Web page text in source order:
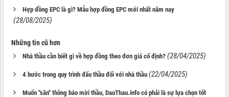
Hợp đồng EPC là gì? Mẫu hợp đồng EPC mới nhất năm nay
(28/08/2025)
Những tin cũ hơn
Nhà thầu cần biết gì về hợp đồng theo đơn giá cố định? (28/04/2025)
4 bước trong quy trình đấu thầu đối với nhà thầu (22/04/2025)
Muốn "săn" thông báo mời thầu, DauThau.info có phải là sự lựa chọn tốt